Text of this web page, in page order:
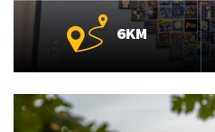
6KM